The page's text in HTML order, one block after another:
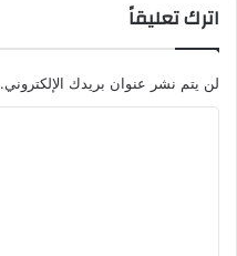
اترك تعليقاً
لن يتم نشر عنوان بريدك الإلكتروني.